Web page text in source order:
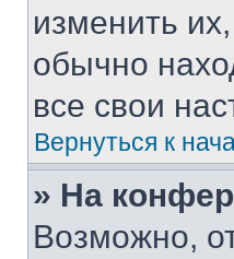
изменить
обычно
все свои
Вернуться к
» На
Возможно,